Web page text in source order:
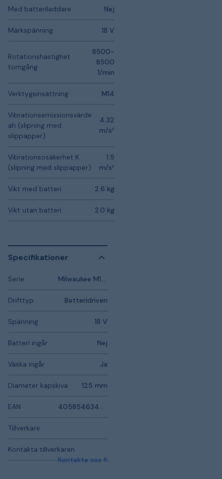
Med batteriladdare Nej
Märkspänning 18 V
Rotationshastighet
tomgång
8500-
8500
1/min
Verktygsinsättning M14
Vibrationsemissionsvärde
ah (slipning med
slippapper)
4.32
m/s²
Vibrationsosäkerhet K
(slipning med slippapper)
1.5
m/s²
Vikt med batteri 2.6 kg
Vikt utan batteri 2.0 kg
Specifikationer
Serie
Drifttyp Batteridriven
Spänning 18 V
Batteri ingår Nej
Väska ingår Ja
Diameter kapskiva 125 mm
EAN
Tillverkare
Kontakta tillverkaren
Kontakta oss för mer information